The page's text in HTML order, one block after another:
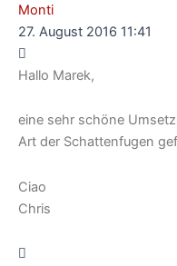
Monti
27. August 2016 11:41
Hallo Marek,
eine sehr schöne
Art der Schattenfugen
Ciao
Chris